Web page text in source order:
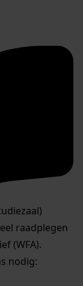
raadplegen
(WFA).
nodig: